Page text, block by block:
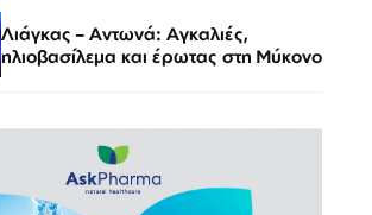
Λιάγκας – Αντωνά: Αγκαλιές,
ηλιοβασίλεμα και έρωτας στη Μύκονο